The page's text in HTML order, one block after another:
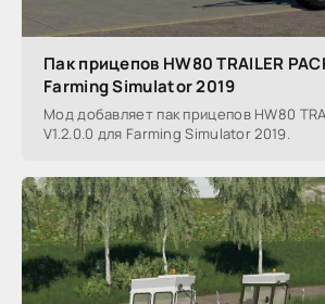
Пак прицепов HW80 TRAILER
Farming Simulator 2019
Мод добавляет пак прицепов HW80
V1.2.0.0 для Farming Simulator 2019.